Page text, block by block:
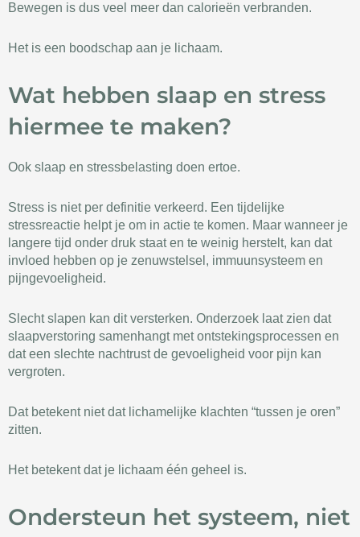
Bewegen is dus veel meer dan calorieën verbranden.
Het is een boodschap aan je lichaam.
Wat hebben slaap en stress
hiermee te maken?
Ook slaap en stressbelasting doen ertoe.
Stress is niet per definitie verkeerd. Een tijdelijke
stressreactie helpt je om in actie te komen. Maar wanneer je
langere tijd onder druk staat en te weinig herstelt, kan dat
invloed hebben op je zenuwstelsel, immuunsysteem en
pijngevoeligheid.
Slecht slapen kan dit versterken. Onderzoek laat zien dat
slaapverstoring samenhangt met ontstekingsprocessen en
dat een slechte nachtrust de gevoeligheid voor pijn kan
vergroten.
Dat betekent niet dat lichamelijke klachten “tussen je oren”
zitten.
Het betekent dat je lichaam één geheel is.
Ondersteun het systeem, niet